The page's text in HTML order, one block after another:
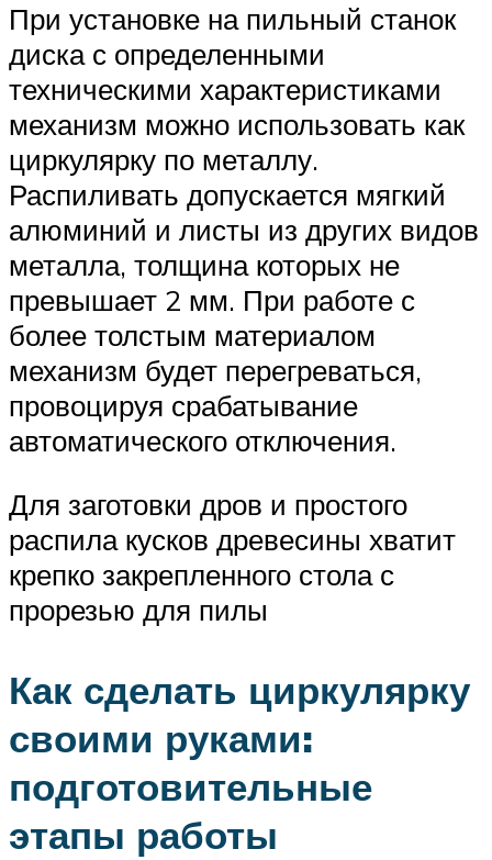
При установке на пильный станок
диска с определенными
техническими характеристиками
механизм можно использовать как
циркулярку по металлу.
Распиливать допускается мягкий
алюминий и листы из других видов
металла, толщина которых не
превышает 2 мм. При работе с
более толстым материалом
механизм будет перегреваться,
провоцируя срабатывание
автоматического отключения.
Для заготовки дров и простого
распила кусков древесины хватит
крепко закрепленного стола с
прорезью для пилы
Как сделать циркулярку
своими руками:
подготовительные
этапы работы